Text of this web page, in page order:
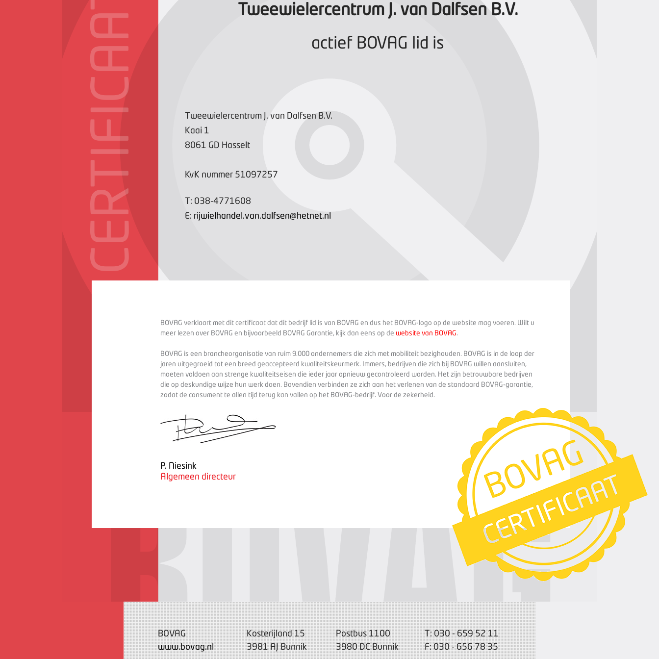
CERTIFICAAT
Tweewielercentrum J. van Dalfsen B.V.
actief BOVAG lid is
Tweewielercentrum J. van Dalfsen B.V.
Kaai 1
8061 GD Hasselt
KvK nummer 51097257
T: 038-4771608
E: rijwielhandel.van.dalfsen@hetnet.nl
BOVAG verklaart met dit certificaat dat dit bedrijf lid is van BOVAG en dus het BOVAG-logo op de website mag voeren. Wilt u
meer lezen over BOVAG en bijvoorbeeld BOVAG Garantie, kijk dan eens op de website van BOVAG.
BOVAG is een brancheorganisatie van ruim 9.000 ondernemers die zich met mobiliteit bezighouden. BOVAG is in de loop der
jaren uitgegroeid tot een breed geaccepteerd kwaliteitskeurmerk. Immers, bedrijven die zich bij BOVAG willen aansluiten,
moeten voldoen aan strenge kwaliteitseisen die ieder jaar opnieuw gecontroleerd worden. Het zijn betrouwbare bedrijven
die op deskundige wijze hun werk doen. Bovendien verbinden ze zich aan het verlenen van de standaard BOVAG-garantie,
zodat de consument te allen tijd terug kan vallen op het BOVAG-bedrijf. Voor de zekerheid.
P. Niesink
Algemeen directeur
BOVAG
www.bovag.nl
Kosterijland 15
3981 AJ Bunnik
Postbus 1100
3980 DC Bunnik
T: 030 - 659 52 11
F: 030 - 656 78 35